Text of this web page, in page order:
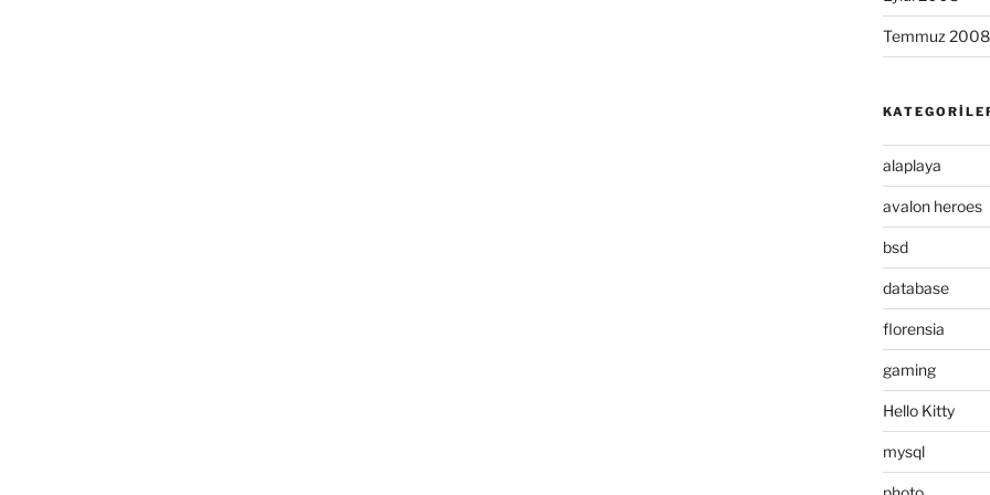
Temmuz 2008
alaplaya
avalon heroes
bsd
database
florensia
gaming
Hello Kitty
mysql